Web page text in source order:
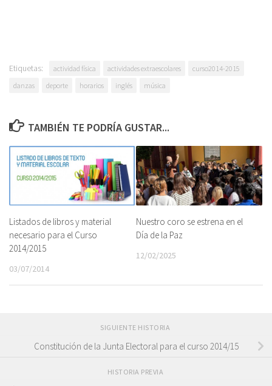
Etiquetas: actividad física actividades extraescolares
curso2014-2015
danzas
deporte horarios inglés música
TAMBIÉN TE PODRÍA GUSTAR...
Listados de libros y material
necesario para el Curso
2014/2015
03/07/2014
Nuestro coro se estrena en el
Día de la Paz
12/02/2025
SIGUIENTE HISTORIA
Constitución de la Junta Electoral para el curso 2014/15
HISTORIA PREVIA